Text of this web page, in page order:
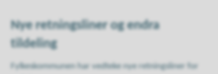
Nye retningsliner og endra
tildeling
Fylkeskommunen har vedteke nye retningsliner for